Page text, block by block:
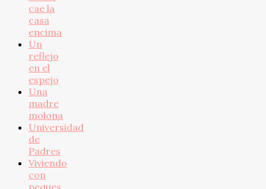
cae la
casa
encima
Un
reflejo
en el
espejo
Una
madre
molona
Universidad
de
Padres
Viviendo
con
peques